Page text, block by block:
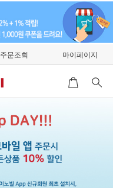
주문조회 마이페이지